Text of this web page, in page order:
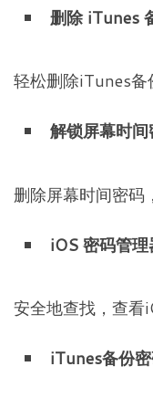
删除 iTunes
轻松删除iTunes备
解锁屏幕时
删除屏幕时间密码
iOS 密码管理
安全地查找，查看
iTunes备份